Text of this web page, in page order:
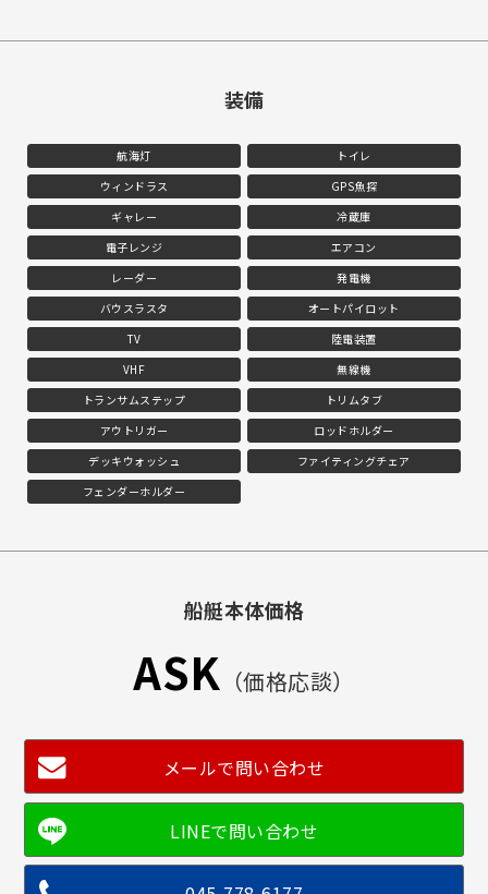
装備
航海灯
トイレ
ウィンドラス
GPS魚探
ギャレー
冷蔵庫
電子レンジ
エアコン
レーダー
発電機
バウスラスタ
オートパイロット
TV
陸電装置
VHF
無線機
トランサムステップ
トリムタブ
アウトリガー
ロッドホルダー
デッキウォッシュ
ファイティングチェア
フェンダーホルダー
船艇本体価格
ASK （価格応談）
メールで問い合わせ